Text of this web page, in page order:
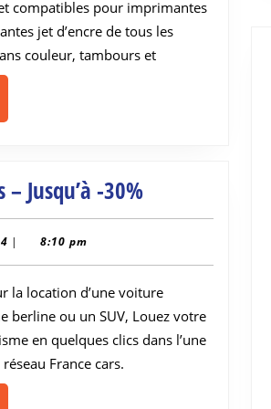
compatibles pour imprimantes
jet d’encre de tous les
couleur, tambours et
– Jusqu’à -30%France
Cars
Jusqu’à
-30%
avril
| 8:10 pm
berline ou un SUV, Louez votre
en quelques clics dans l’une
France cars.